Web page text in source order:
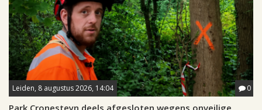
Leiden, 8 augustus 2026, 14:04 0
Park Cronesteyn deels afgesloten wegens onveilige